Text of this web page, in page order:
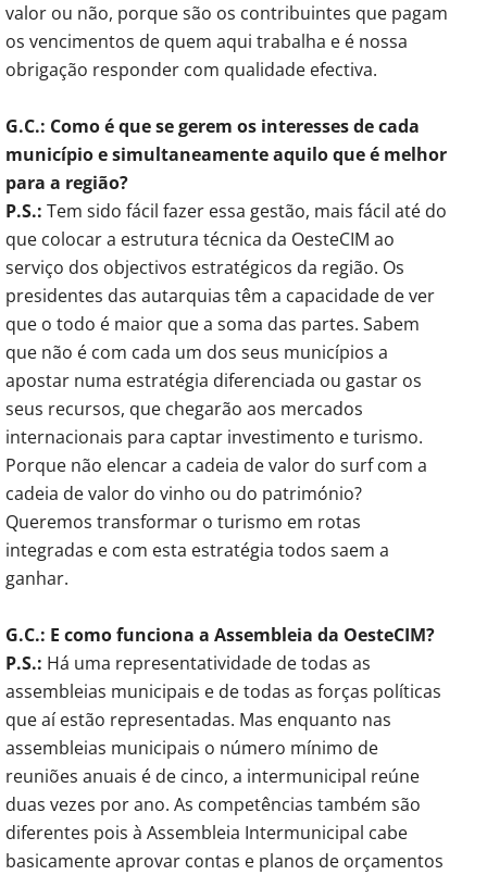
valor ou não, porque são os contribuintes que pagam
os vencimentos de quem aqui trabalha e é nossa
obrigação responder com qualidade efectiva.
G.C.: Como é que se gerem os interesses de cada
município e simultaneamente aquilo que é melhor
para a região?
P.S.: Tem sido fácil fazer essa gestão, mais fácil até do
que colocar a estrutura técnica da OesteCIM ao
serviço dos objectivos estratégicos da região. Os
presidentes das autarquias têm a capacidade de ver
que o todo é maior que a soma das partes. Sabem
que não é com cada um dos seus municípios a
apostar numa estratégia diferenciada ou gastar os
seus recursos, que chegarão aos mercados
internacionais para captar investimento e turismo.
Porque não elencar a cadeia de valor do surf com a
cadeia de valor do vinho ou do património?
Queremos transformar o turismo em rotas
integradas e com esta estratégia todos saem a
ganhar.
G.C.: E como funciona a Assembleia da OesteCIM?
P.S.: Há uma representatividade de todas as
assembleias municipais e de todas as forças políticas
que aí estão representadas. Mas enquanto nas
assembleias municipais o número mínimo de
reuniões anuais é de cinco, a intermunicipal reúne
duas vezes por ano. As competências também são
diferentes pois à Assembleia Intermunicipal cabe
basicamente aprovar contas e planos de orçamentos